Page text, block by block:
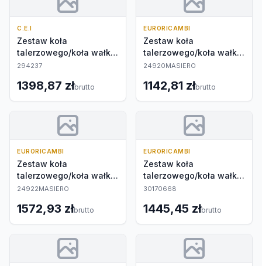
C.E.I
Zestaw koła
talerzowego/koła wałka
atakującego
294237
1398,87 złbrutto
EURORICAMBI
Zestaw koła
talerzowego/koła wałka
atakującego
24920MASIERO
1142,81 złbrutto
EURORICAMBI
Zestaw koła
talerzowego/koła wałka
atakującego
24922MASIERO
1572,93 złbrutto
EURORICAMBI
Zestaw koła
talerzowego/koła wałka
atakującego
30170668
1445,45 złbrutto